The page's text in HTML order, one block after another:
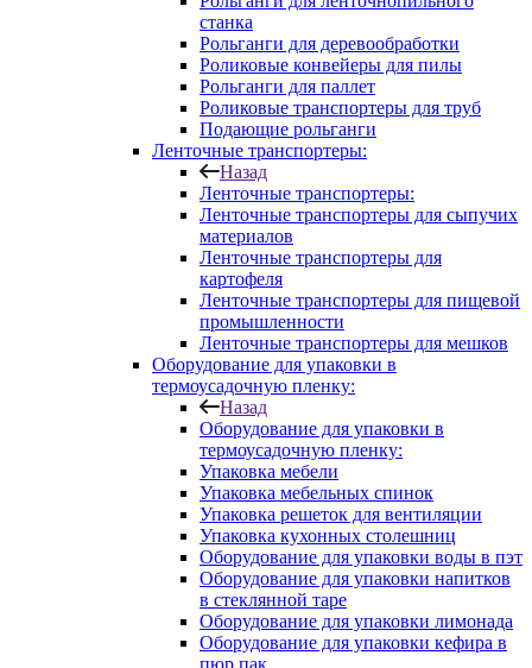
станка
Рольганги для деревообработки
Роликовые конвейеры для пилы
Рольганги для паллет
Роликовые транспортеры для труб
Подающие рольганги
Ленточные транспортеры:
Назад
Ленточные транспортеры:
Ленточные транспортеры для сыпучих
материалов
Ленточные транспортеры для
картофеля
Ленточные транспортеры для пищевой
промышленности
Ленточные транспортеры для мешков
Оборудование для упаковки в
термоусадочную пленку:
Назад
Оборудование для упаковки в
термоусадочную пленку:
Упаковка мебели
Упаковка мебельных спинок
Упаковка решеток для вентиляции
Упаковка кухонных столешниц
Оборудование для упаковки воды в пэт
Оборудование для упаковки напитков
в стеклянной таре
Оборудование для упаковки лимонада
Оборудование для упаковки кефира в
пюр пак